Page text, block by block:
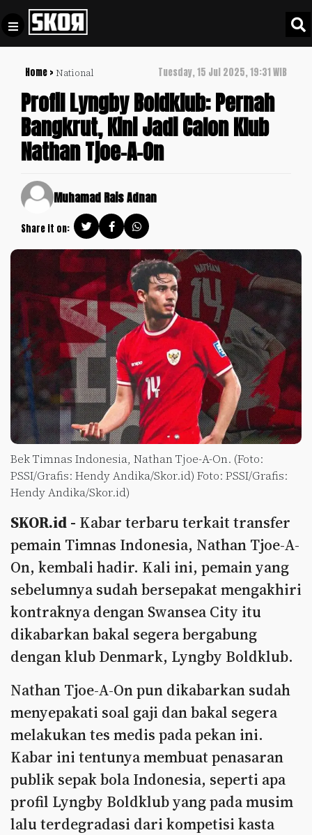
Home > National Tuesday, 15 Jul 2025, 19:31 WIB
Profil Lyngby Boldklub: Pernah
Bangkrut, Kini Jadi Calon Klub
Nathan Tjoe-A-On
Muhamad Rais Adnan
Share it on:
Bek Timnas Indonesia, Nathan Tjoe-A-On. (Foto:
PSSI/Grafis: Hendy Andika/Skor.id) Foto: PSSI/Grafis:
Hendy Andika/Skor.id)
SKOR.id - Kabar terbaru terkait transfer
pemain Timnas Indonesia, Nathan Tjoe-A-
On, kembali hadir. Kali ini, pemain yang
sebelumnya sudah bersepakat mengakhiri
kontraknya dengan Swansea City itu
dikabarkan bakal segera bergabung
dengan klub Denmark, Lyngby Boldklub.
Nathan Tjoe-A-On pun dikabarkan sudah
menyepakati soal gaji dan bakal segera
melakukan tes medis pada pekan ini.
Kabar ini tentunya membuat penasaran
publik sepak bola Indonesia, seperti apa
profil Lyngby Boldklub yang pada musim
lalu terdegradasi dari kompetisi kasta
Football +
Culture +
Update
Indonesia
SKOR
SPECIAL
Video
Policy
Pedoman
Pemberitaan
Media
Disclaimer
Tentang
Kami